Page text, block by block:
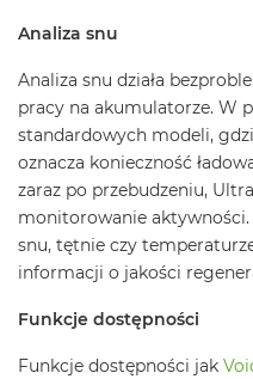
a
B
o
o
k
A
i
r
2
6
B
Analiza snu
Analiza snu działa
pracy na akumulatorze. W
standardowych modeli,
oznacza konieczność
zaraz po przebudzeniu,
monitorowanie aktywności.
snu, tętnie czy
informacji o jakości
Funkcje dostępności
Funkcje dostępności jak